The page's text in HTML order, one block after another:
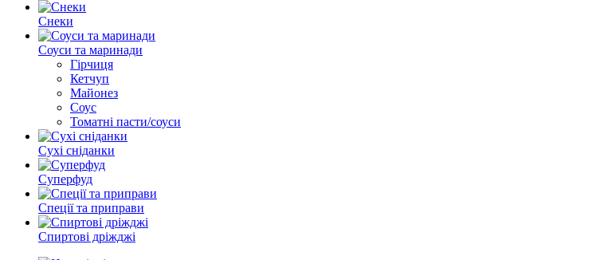
Снеки
Соуси та маринади
Гірчиця
Кетчуп
Майонез
Соус
Томатні пасти/соуси
Сухі сніданки
Суперфуд
Спеції та приправи
Спиртові дріжджі